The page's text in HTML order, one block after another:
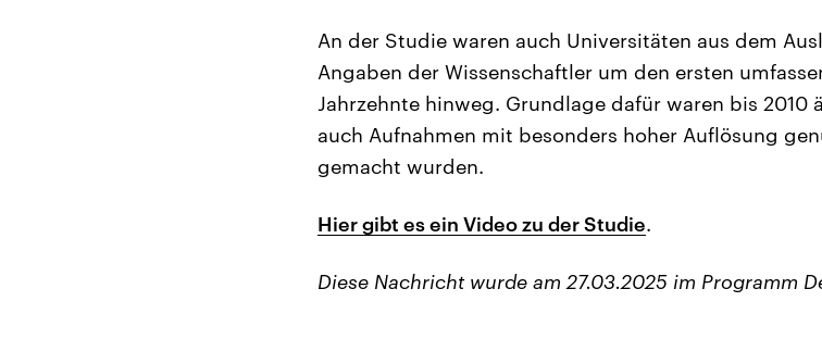
An der Studie waren auch Universitäten aus dem
Angaben der Wissenschaftler um den ersten
Jahrzehnte hinweg. Grundlage dafür waren bis 2010
auch Aufnahmen mit besonders hoher Auflösung
gemacht wurden.
Hier gibt es ein Video zu der Studie.
Diese Nachricht wurde am 27.03.2025 im Programm